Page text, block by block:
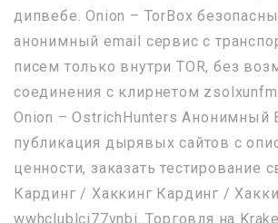
дипвебе. Onion – TorBox
анонимный email сервис с
писем только внутри TOR, без
соединения с клирнетом
Onion – OstrichHunters Анонимный
публикация дырявых сайтов с
ценности, заказать тестирование
Кардинг / Хаккинг Кардинг /
wwhclublci77vnbi. Торговля на